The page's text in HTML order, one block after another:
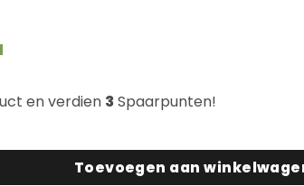
en verdien 3Spaarpunten!
Minifixx los Beschermvoetje aantal
Toevoegen aan